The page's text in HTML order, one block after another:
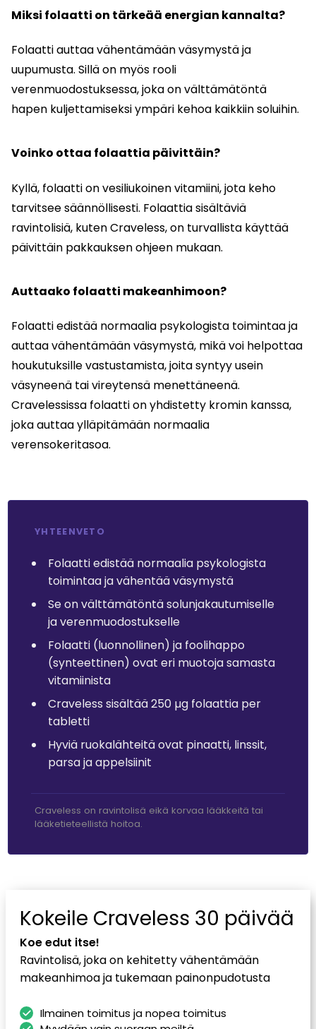
Miksi folaatti on tärkeää energian kannalta?
Folaatti auttaa vähentämään väsymystä ja
uupumusta. Sillä on myös rooli
verenmuodostuksessa, joka on välttämätöntä
hapen kuljettamiseksi ympäri kehoa kaikkiin soluihin.
Voinko ottaa folaattia päivittäin?
Kyllä, folaatti on vesiliukoinen vitamiini, jota keho
tarvitsee säännöllisesti. Folaattia sisältäviä
ravintolisiä, kuten Craveless, on turvallista käyttää
päivittäin pakkauksen ohjeen mukaan.
Auttaako folaatti makeanhimoon?
Folaatti edistää normaalia psykologista toimintaa ja
auttaa vähentämään väsymystä, mikä voi helpottaa
houkutuksille vastustamista, joita syntyy usein
väsyneenä tai vireytensä menettäneenä.
Cravelessissa folaatti on yhdistetty kromin kanssa,
joka auttaa ylläpitämään normaalia
verensokeritasoa.
YHTEENVETO
Folaatti edistää normaalia psykologista
toimintaa ja vähentää väsymystä
Se on välttämätöntä solunjakautumiselle
ja verenmuodostukselle
Folaatti (luonnollinen) ja foolihappo
(synteettinen) ovat eri muotoja samasta
vitamiinista
Craveless sisältää 250 µg folaattia per
tabletti
Hyviä ruokalähteitä ovat pinaatti, linssit,
parsa ja appelsiinit
Craveless on ravintolisä eikä korvaa lääkkeitä tai
lääketieteellistä hoitoa.
Kokeile Craveless 30 päivää
Koe edut itse!
Ravintolisä, joka on kehitetty vähentämään
makeanhimoa ja tukemaan painonpudotusta
Ilmainen toimitus ja nopea toimitus